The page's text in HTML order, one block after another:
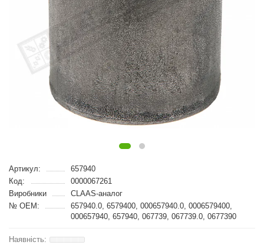
Артикул:
657940
Код:
0000067261
Виробники
CLAAS-аналог
№ OEM:
657940.0, 6579400, 000657940.0, 0006579400,
000657940, 657940, 067739, 067739.0, 0677390